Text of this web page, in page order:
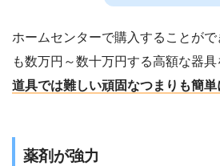
ホームセンターで購入することが
も数万円～数十万円する高額な器具
道具では難しい頑固なつまりも簡単
薬剤が強力